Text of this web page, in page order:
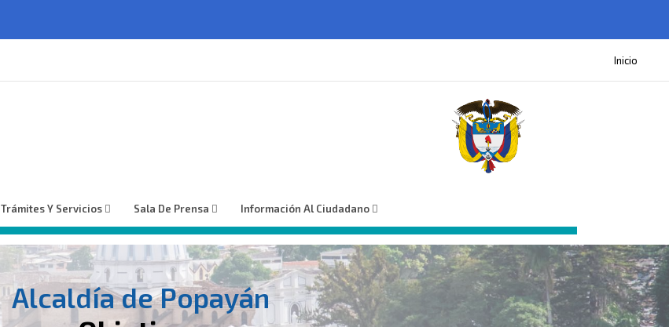
Inicio
Trámites Y Servicios Sala De Prensa Información Al Ciudadano
Alcaldía de Popayán